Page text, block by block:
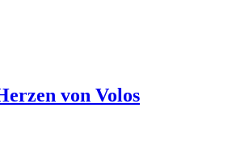
von Volos